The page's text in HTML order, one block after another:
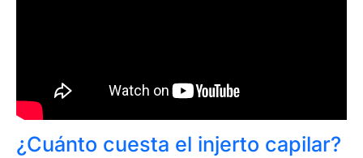
¿Cuánto cuesta el injerto capilar?